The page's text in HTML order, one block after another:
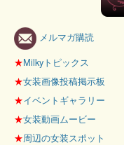
メルマガ購読
★Milkyトピックス
★女装画像投稿掲示板
★イベントギャラリー
★女装動画ムービー
★周辺の女装スポット